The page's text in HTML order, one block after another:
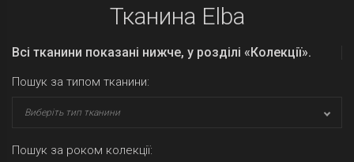
Тканина Elba
Всі тканини показані нижче, у розділі «Колекції».
Пошук за типом тканини:
Виберіть тип тканини
Пошук за роком колекції: